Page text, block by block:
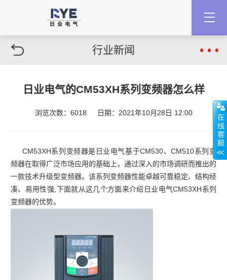
行业新闻
日业电气的CM53XH系列变频器怎么样
浏览次数：6018 日期：2021年10月28日 12:00
CM53XH系列变频器是日业电气基于CM530、CM510系列变
频器在取得广泛市场应用的基础上，通过深入的市场调研而推出的
一款技术升级型变频器。该系列变频器性能卓越可靠稳定、结构经
凑、易用性强,下面就从这几个方面来介绍日业电气CM53XH系列
变频器的优势。